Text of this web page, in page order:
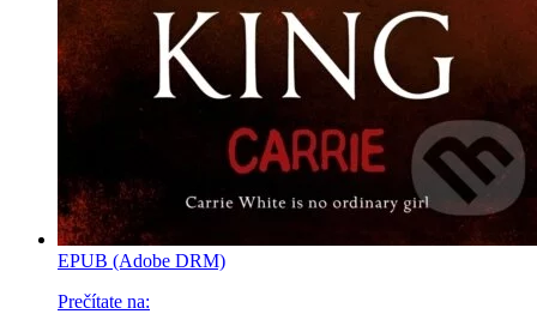
EPUB (Adobe DRM)
Prečítate na: